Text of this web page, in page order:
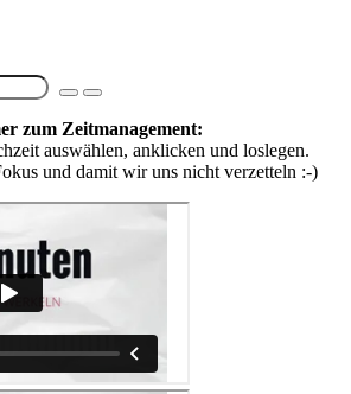
zum Zeitmanagement:
auswählen, anklicken und loslegen.
und damit wir uns nicht verzetteln :-)